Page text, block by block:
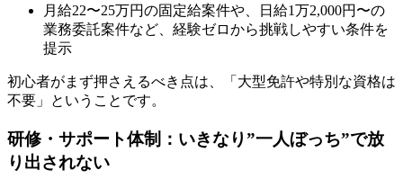
月給22〜25万円の固定給案件や、日給1万2,000円〜の
業務委託案件など、経験ゼロから挑戦しやすい条件を
提示
初心者がまず押さえるべき点は、「大型免許や特別な資格は
不要」ということです。
研修・サポート体制：いきなり”一人ぼっち”で放
り出されない